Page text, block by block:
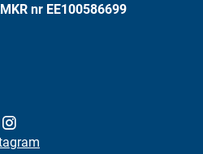
nr EE100586699